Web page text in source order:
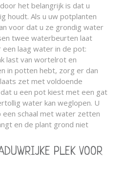
het belangrijk is dat u
houdt. Als u uw potplanten
voor dat u ze grondig water
twee waterbeurten laat
laag water in de pot:
last van wortelrot en
in potten hebt, zorg er dan
zet met voldoende
u een pot kiest met een gat
water kan weglopen. U
schaal met water zetten
en de plant grond niet